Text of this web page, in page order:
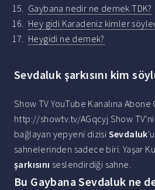
Gaybana nedir ne demek TDK?
Hey gidi Karadeniz kimler
Heygidi ne demek?
Sevdaluk şarkısını kim
Show TV YouTube Kanalına
http://showtv.tv/AGqcyj Show
bağlayan yepyeni dizisi Sevdaluk
sahnelerinden sadece biri. Yaşar
şarkısını seslendirdiği sahne.
Bu Gaybana Sevdaluk ne